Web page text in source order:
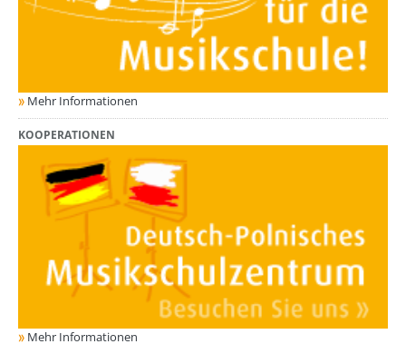
Mehr Informationen
KOOPERATIONEN
Mehr Informationen